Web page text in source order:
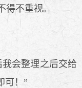
不重视。
会整理之后交给
可！”